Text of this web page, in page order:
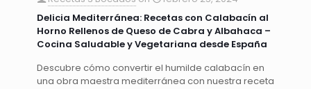
Delicia Mediterránea: Recetas con Calabacín al
Horno Rellenos de Queso de Cabra y Albahaca –
Cocina Saludable y Vegetariana desde España
Descubre cómo convertir el humilde calabacín en
una obra maestra mediterránea con nuestra receta